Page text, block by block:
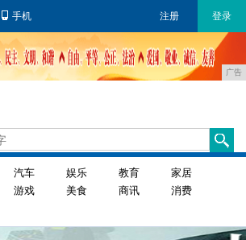
手机 注册 登录
广告
汽车 娱乐 教育
家居
游戏 美食 商讯
消费